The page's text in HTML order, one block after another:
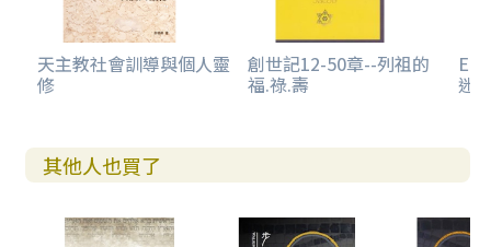
天主教社會訓導與個人靈
修
創世記12-50章--列祖的
福.祿.壽
E-
迷.
其他人也買了